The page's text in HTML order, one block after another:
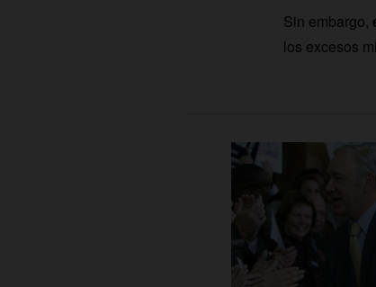
Sin embargo,
los excesos